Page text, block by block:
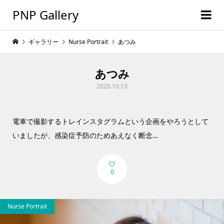
PNP Gallery
ギャラリー Nurse Portrait あつみ
あつみ
2020.10.13
電車で撮影するトレインスタグラムという企画をやろうとして
いましたが、感染症予防のためあえなく断念…
0
Nurse Portrait